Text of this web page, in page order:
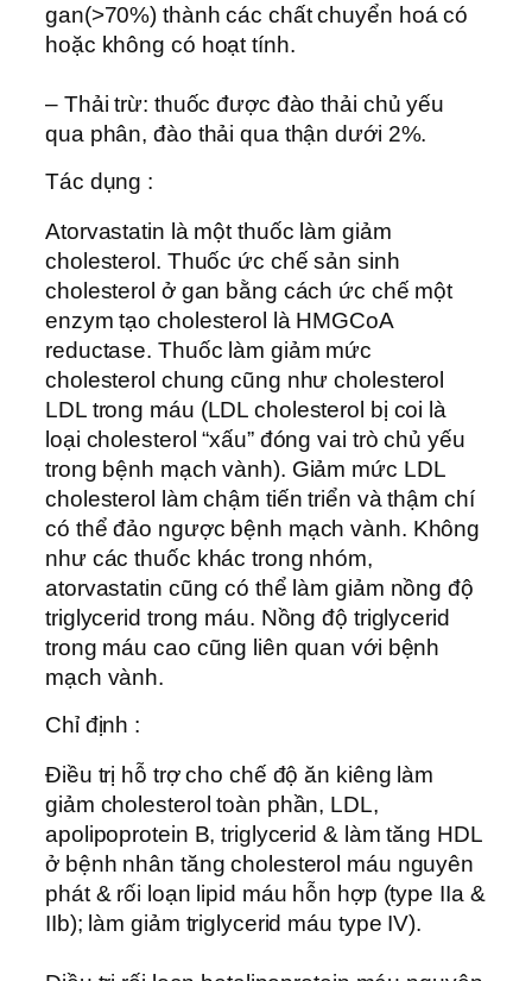
gan(>70%) thành các chất chuyển hoá có
hoặc không có hoạt tính.
– Thải trừ: thuốc được đào thải chủ yếu
qua phân, đào thải qua thận dưới 2%.
Tác dụng :
Atorvastatin là một thuốc làm giảm
cholesterol. Thuốc ức chế sản sinh
cholesterol ở gan bằng cách ức chế một
enzym tạo cholesterol là HMGCoA
reductase. Thuốc làm giảm mức
cholesterol chung cũng như cholesterol
LDL trong máu (LDL cholesterol bị coi là
loại cholesterol “xấu” đóng vai trò chủ yếu
trong bệnh mạch vành). Giảm mức LDL
cholesterol làm chậm tiến triển và thậm chí
có thể đảo ngược bệnh mạch vành. Không
như các thuốc khác trong nhóm,
atorvastatin cũng có thể làm giảm nồng độ
triglycerid trong máu. Nồng độ triglycerid
trong máu cao cũng liên quan với bệnh
mạch vành.
Chỉ định :
Ðiều trị hỗ trợ cho chế độ ăn kiêng làm
giảm cholesterol toàn phần, LDL,
apolipoprotein B, triglycerid & làm tăng HDL
ở bệnh nhân tăng cholesterol máu nguyên
phát & rối loạn lipid máu hỗn hợp (type IIa &
IIb); làm giảm triglycerid máu type IV).